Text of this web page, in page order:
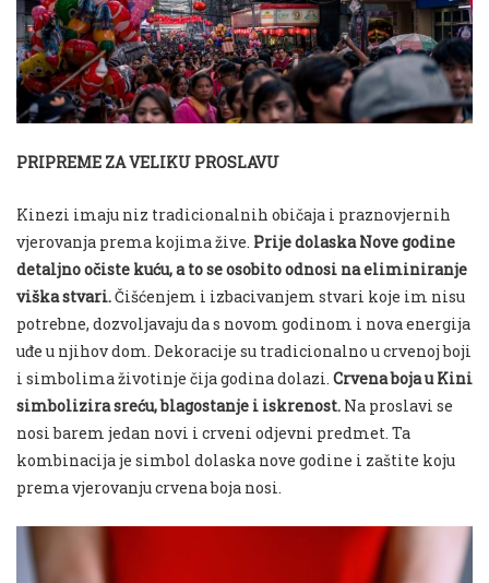
PRIPREME ZA VELIKU PROSLAVU
Kinezi imaju niz tradicionalnih običaja i praznovjernih
vjerovanja prema kojima žive. Prije dolaska Nove godine
detaljno očiste kuću, a to se osobito odnosi na eliminiranje
viška stvari.Čišćenjem i izbacivanjem stvari koje im nisu
potrebne, dozvoljavaju da s novom godinom i nova energija
uđe u njihov dom. Dekoracije su tradicionalno u crvenoj boji
i simbolima životinje čija godina dolazi. Crvena boja u Kini
simbolizira sreću, blagostanje i iskrenost. Na proslavi se
nosi barem jedan novi i crveni odjevni predmet. Ta
kombinacija je simbol dolaska nove godine i zaštite koju
prema vjerovanju crvena boja nosi.